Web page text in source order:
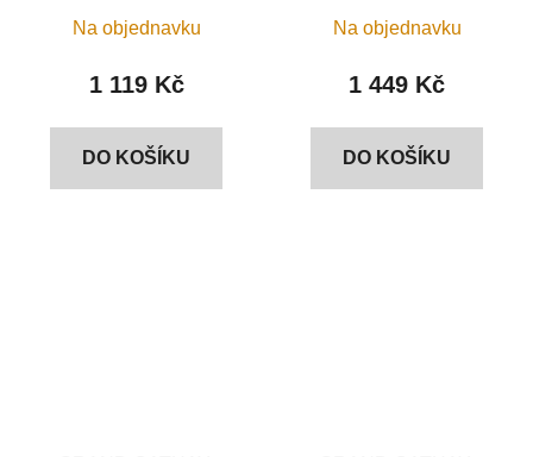
Na objednavku
1 119 Kč
DO KOŠÍKU
Na objednavku
1 449 Kč
DO KOŠÍKU